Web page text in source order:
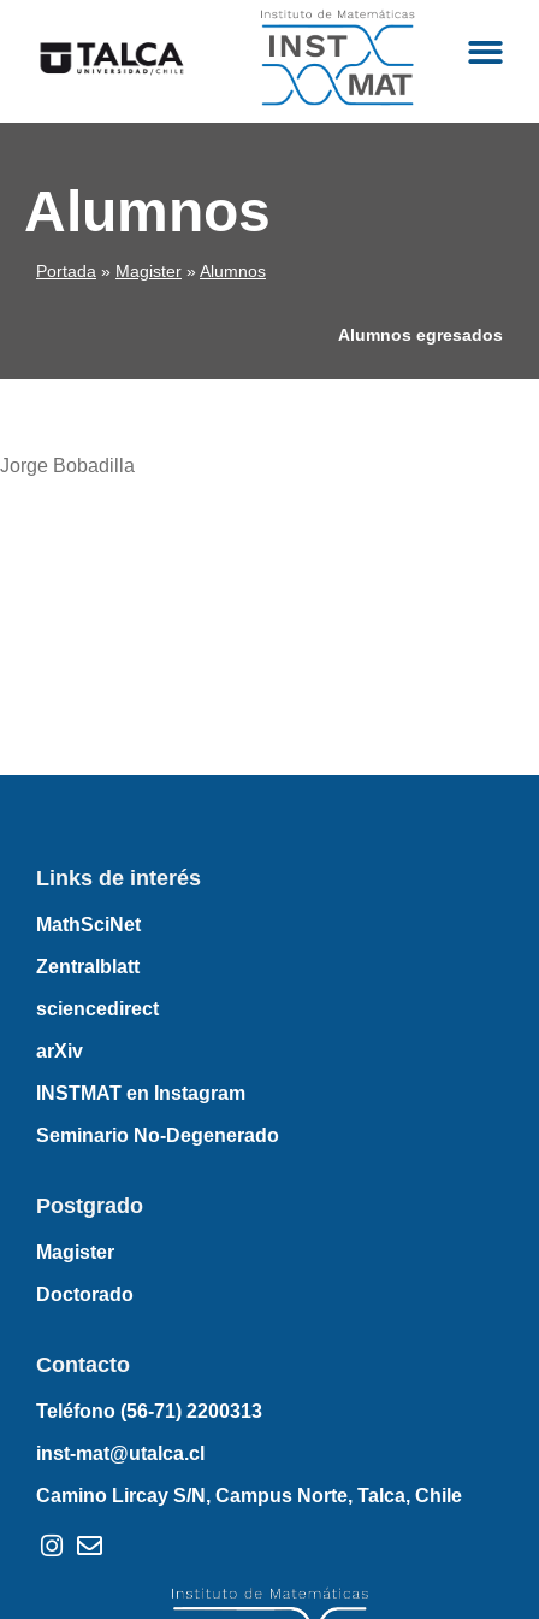
Alumnos
Portada » Magister » Alumnos
Alumnos egresados
Jorge Bobadilla
Links de interés
MathSciNet
Zentralblatt
sciencedirect
arXiv
INSTMAT en Instagram
Seminario No-Degenerado
Postgrado
Magister
Doctorado
Contacto
Teléfono (56-71) 2200313
inst-mat@utalca.cl
Camino Lircay S/N, Campus Norte, Talca, Chile